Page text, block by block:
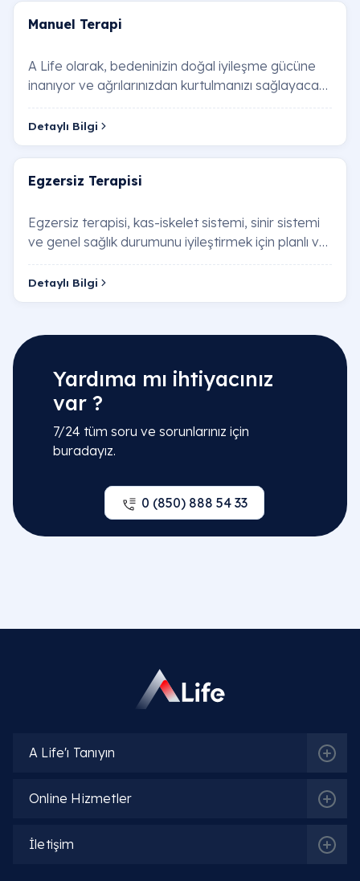
Manuel Terapi
A Life olarak, bedeninizin doğal iyileşme gücüne
inanıyor ve ağrılarınızdan kurtulmanızı sağlayacak
etkili çözümler sunuyoruz. Bu kapsamlı r…
Detaylı Bilgi
Egzersiz Terapisi
Egzersiz terapisi, kas-iskelet sistemi, sinir sistemi
ve genel sağlık durumunu iyileştirmek için planlı ve
kontrollü fiziksel aktivitelerle …
Detaylı Bilgi
Yardıma mı ihtiyacınız
var ?
7/24 tüm soru ve sorunlarınız için
buradayız.
0 (850) 888 54 33
A Life'ı Tanıyın
Online Hizmetler
İletişim